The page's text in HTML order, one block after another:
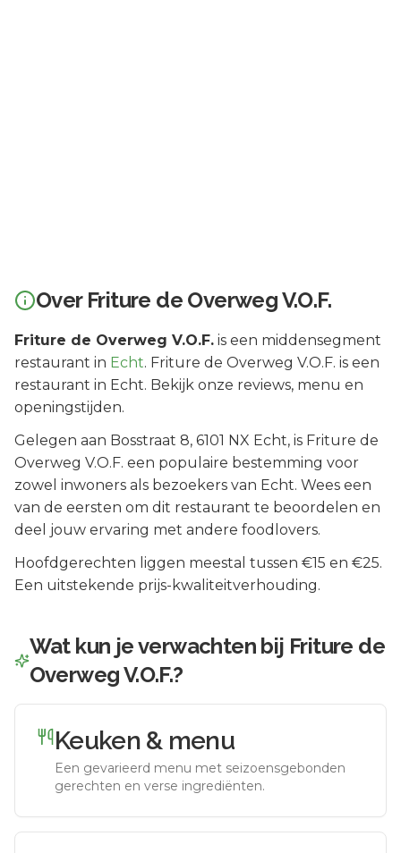
Over Friture de Overweg V.O.F.
Friture de Overweg V.O.F. is een middensegment
restaurant in Echt. Friture de Overweg V.O.F. is een
restaurant in Echt. Bekijk onze reviews, menu en
openingstijden.
Gelegen aan Bosstraat 8, 6101 NX Echt, is Friture de
Overweg V.O.F. een populaire bestemming voor
zowel inwoners als bezoekers van Echt. Wees een
van de eersten om dit restaurant te beoordelen en
deel jouw ervaring met andere foodlovers.
Hoofdgerechten liggen meestal tussen €15 en €25.
Een uitstekende prijs-kwaliteitverhouding.
Wat kun je verwachten bij Friture de
Overweg V.O.F.?
Keuken & menu
Een gevarieerd menu met seizoensgebonden
gerechten en verse ingrediënten.